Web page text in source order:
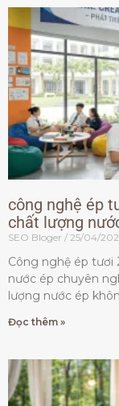
công nghệ ép
chất lượng
SEO Bloger 25/04/
Công nghệ ép tươi
nước ép chuyên
lượng nước ép
Đọc thêm »